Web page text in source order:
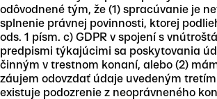
odôvodnené tým, že (1) spracúvanie je
splnenie právnej povinnosti, ktorej
ods. 1 písm. c) GDPR v spojení s
predpismi týkajúcimi sa poskytovania
činným v trestnom konaní, alebo (2)
záujem odovzdať údaje uvedeným
existuje podozrenie z neoprávneného